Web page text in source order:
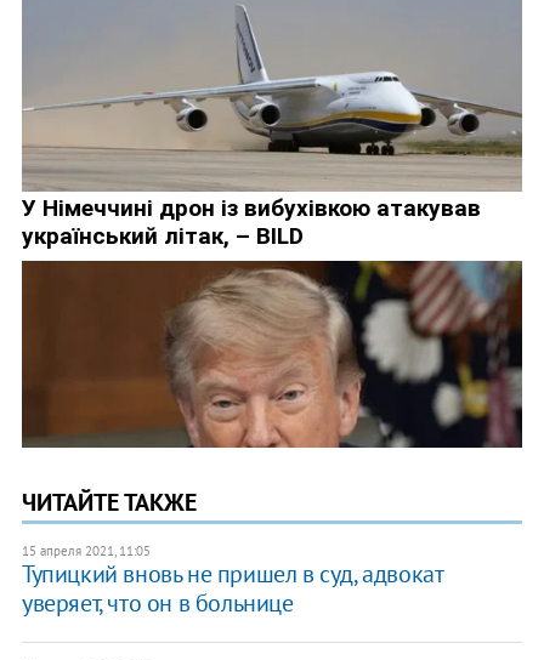
ЧИТАЙТЕ ТАКЖЕ
15 апреля 2021, 11:05
Тупицкий вновь не пришел в суд, адвокат
уверяет, что он в больнице